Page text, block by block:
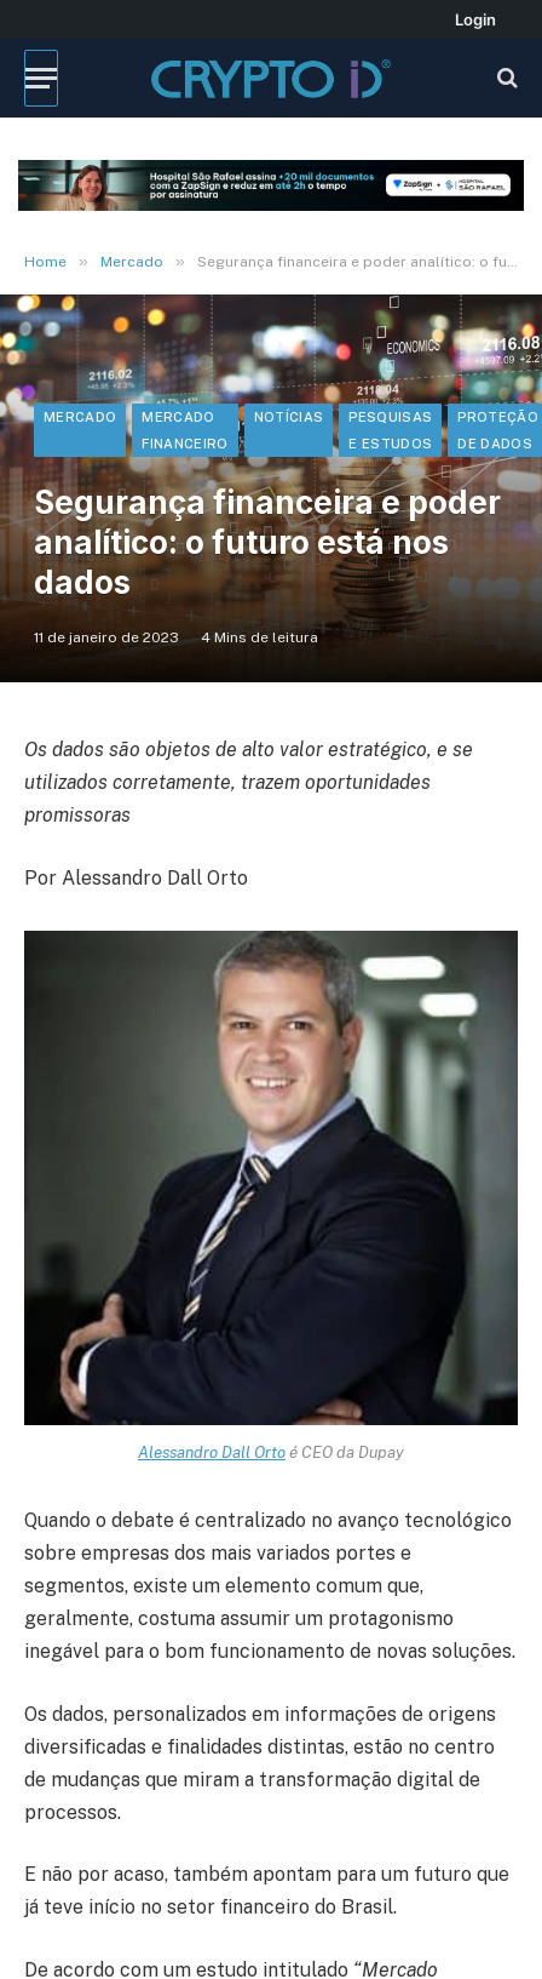
Login
Home » Mercado » Segurança financeira e poder analítico: o futuro está nos dados
MERCADO
MERCADO
FINANCEIRO
NOTÍCIAS
PESQUISAS
E ESTUDOS
PROTEÇÃO
DE DADOS
Segurança financeira e poder
analítico: o futuro está nos
dados
11 de janeiro de 2023 4 Mins de leitura
Os dados são objetos de alto valor estratégico, e se
utilizados corretamente, trazem oportunidades
promissoras
Por Alessandro Dall Orto
Alessandro Dall Ortoé CEO da Dupay
Quando o debate é centralizado no avanço tecnológico
sobre empresas dos mais variados portes e
segmentos, existe um elemento comum que,
geralmente, costuma assumir um protagonismo
inegável para o bom funcionamento de novas soluções.
Os dados, personalizados em informações de origens
diversificadas e finalidades distintas, estão no centro
de mudanças que miram a transformação digital de
processos.
E não por acaso, também apontam para um futuro que
já teve início no setor financeiro do Brasil.
De acordo com um estudo intitulado “Mercado